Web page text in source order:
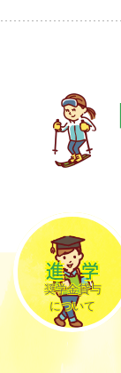
進学
奨学金貸与
について